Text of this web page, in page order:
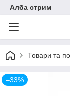
Алба стрим
Товари та
–33%